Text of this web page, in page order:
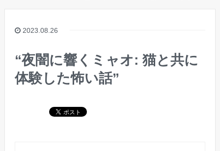
2023.08.26
“夜闇に響くミャオ: 猫と共に
体験した怖い話”